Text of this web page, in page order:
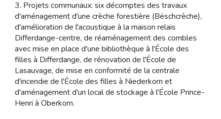
3. Projets communaux: six décomptes des travaux
d'aménagement d'une crèche forestière (Bëschcrèche),
d'amélioration de l'acoustique à la maison relais
Differdange-centre, de réaménagement des combles
avec mise en place d'une bibliothèque à l'École des
filles à Differdange, de rénovation de l'École de
Lasauvage, de mise en conformité de la centrale
d'incendie de l'École des filles à Niederkorn et
d'aménagement d'un local de stockage à l'École Prince-
Henri à Oberkorn.